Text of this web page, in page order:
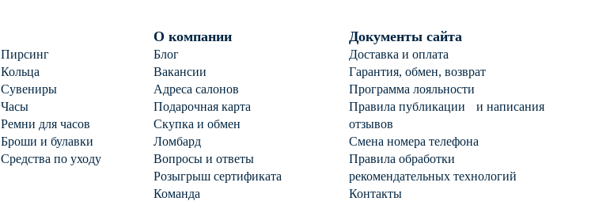
Пирсинг
Кольца
Сувениры
Часы
Ремни для часов
Броши и булавки
Средства по уходу
О компании
Блог
Вакансии
Адреса салонов
Подарочная карта
Скупка и обмен
Ломбард
Вопросы и ответы
Розыгрыш сертификата
Команда
Документы сайта
Доставка и оплата
Гарантия, обмен, возврат
Программа лояльности
Правила публикации и написания
отзывов
Смена номера телефона
Правила обработки
рекомендательных технологий
Контакты